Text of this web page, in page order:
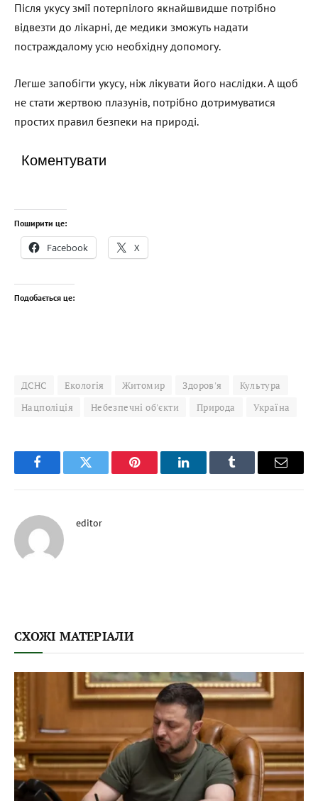
Після укусу змії потерпілого якнайшвидше потрібно
відвезти до лікарні, де медики зможуть надати
постраждалому усю необхідну допомогу.
Легше запобігти укусу, ніж лікувати його наслідки. А щоб
не стати жертвою плазунів, потрібно дотримуватися
простих правил безпеки на природі.
Коментувати
Поширити це:
Facebook X
Подобається це:
ДСНС Екологія Житомир Здоров'я
Культура
Нацполіція
Небезпечні об'єкти Природа Україна
FacebookTwitter Pinterest LinkedInTumblr Email
editor
СХОЖІ МАТЕРІАЛИ